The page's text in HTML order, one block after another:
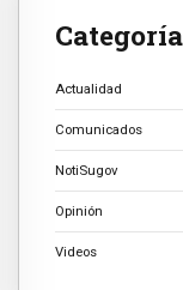
Actualidad
Comunicados
NotiSugov
Opinión
Videos